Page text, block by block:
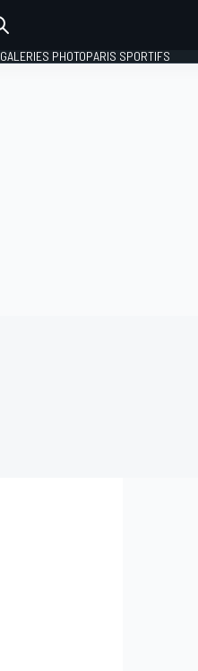
GALERIES PHOTOPARIS SPORTIFS